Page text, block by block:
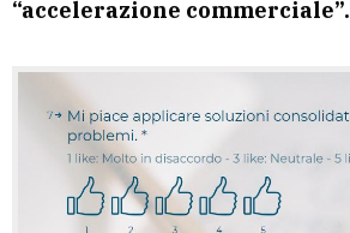
“accelerazione commerciale”.